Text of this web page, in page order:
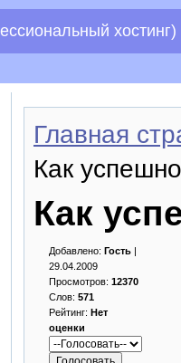
хостинг)
Главная
Как
Как
Добавлено: Гость |
29.04.2009
Просмотров: 12370
Слов: 571
Рейтинг: Нет
оценки